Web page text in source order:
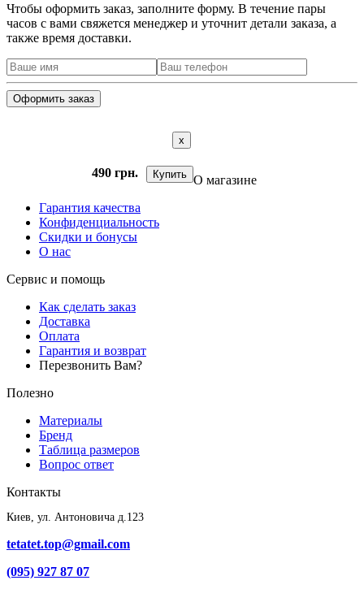
Чтобы оформить заказ, заполните форму. В течение пары
часов с вами свяжется менеджер и уточнит детали заказа, а
также время доставки.
x
490 грн. Купить О магазине
Гарантия качества
Конфиденциальность
Скидки и бонусы
О нас
Сервис и помощь
Как сделать заказ
Доставка
Оплата
Гарантия и возврат
Перезвонить Вам?
Полезно
Материалы
Бренд
Таблица размеров
Вопрос ответ
Контакты
Киев, ул. Антоновича д.123
tetatet.top@gmail.com
(095) 927 87 07